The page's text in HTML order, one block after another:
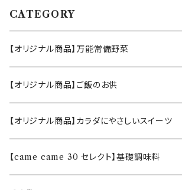
CATEGORY
【オリジナル商品】万能常備野菜
【オリジナル商品】ご飯のお供
【オリジナル商品】カラダにやさしいスイーツ
【came came 30 セレクト】基礎調味料